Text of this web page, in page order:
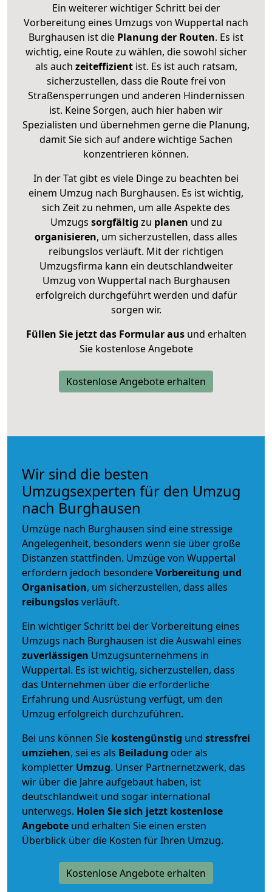
Ein weiterer wichtiger Schritt bei der
Vorbereitung eines Umzugs von Wuppertal nach
Burghausen ist die Planung der Routen. Es ist
wichtig, eine Route zu wählen, die sowohl sicher
als auch zeiteffizientist. Es ist auch ratsam,
sicherzustellen, dass die Route frei von
Straßensperrungen und anderen Hindernissen
ist. Keine Sorgen, auch hier haben wir
Spezialisten und übernehmen gerne die Planung,
damit Sie sich auf andere wichtige Sachen
konzentrieren können.
In der Tat gibt es viele Dinge zu beachten bei
einem Umzug nach Burghausen. Es ist wichtig,
sich Zeit zu nehmen, um alle Aspekte des
Umzugs sorgfältig zu planen und zu
organisieren, um sicherzustellen, dass alles
reibungslos verläuft. Mit der richtigen
Umzugsfirma kann ein deutschlandweiter
Umzug von Wuppertal nach Burghausen
erfolgreich durchgeführt werden und dafür
sorgen wir.
Füllen Sie jetzt das Formular ausund erhalten
Sie kostenlose Angebote
Kostenlose Angebote erhalten
Wir sind die besten
Umzugsexperten für den Umzug
nach Burghausen
Umzüge nach Burghausen sind eine stressige
Angelegenheit, besonders wenn sie über große
Distanzen stattfinden. Umzüge von Wuppertal
erfordern jedoch besondereVorbereitung und
Organisation, um sicherzustellen, dass alles
reibungslosverläuft.
Ein wichtiger Schritt bei der Vorbereitung eines
Umzugs nach Burghausen ist die Auswahl eines
zuverlässigen Umzugsunternehmens in
Wuppertal. Es ist wichtig, sicherzustellen, dass
das Unternehmen über die erforderliche
Erfahrung und Ausrüstung verfügt, um den
Umzug erfolgreich durchzuführen.
Bei uns können Sie kostengünstig und stressfrei
umziehen, sei es als Beiladung oder als
kompletter Umzug. Unser Partnernetzwerk, das
wir über die Jahre aufgebaut haben, ist
deutschlandweit und sogar international
unterwegs. Holen Sie sich jetzt kostenlose
Angebote und erhalten Sie einen ersten
Überblick über die Kosten für Ihren Umzug.
Kostenlose Angebote erhalten